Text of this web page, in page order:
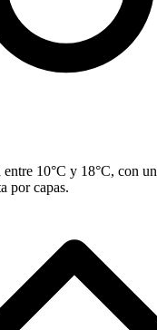
10°C y 18°C, con
por capas.